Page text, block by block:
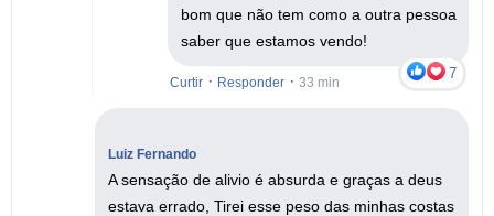
bom que não tem como a outra pessoa
saber que estamos vendo!
Curtir · Responder · 7
33 min
Luiz Fernando
A sensação de alivio é absurda e graças a deus
estava errado, Tirei esse peso das minhas costas